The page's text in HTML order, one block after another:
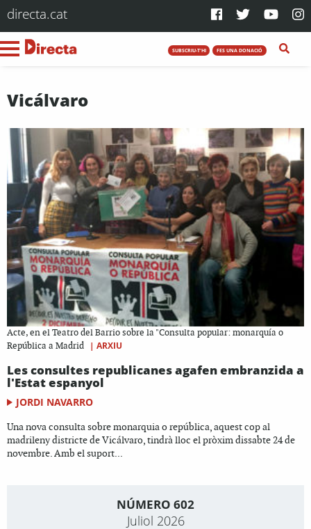
directa.cat
SUBSCRIU-T'HI FES UNA DONACIÓ
Vicálvaro
Acte, en el Teatro del Barrio sobre la "Consulta popular: monarquía o
República a Madrid
| ARXIU
Les consultes republicanes agafen embranzida a
l'Estat espanyol
JORDI NAVARRO
Una nova consulta sobre monarquia o república, aquest cop al
madrileny districte de Vicálvaro, tindrà lloc el pròxim dissabte 24 de
novembre. Amb el suport...
NÚMERO 602
Juliol 2026